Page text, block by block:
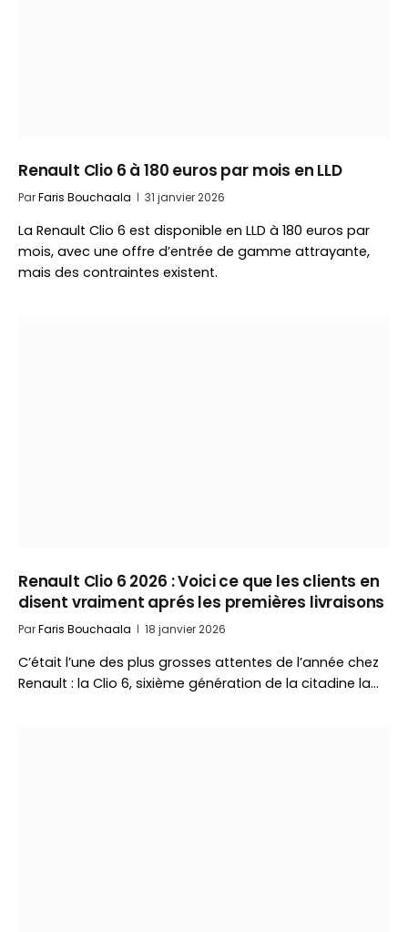
Renault Clio 6 à 180 euros par mois en LLD
ParFaris Bouchaala 31 janvier 2026
La Renault Clio 6 est disponible en LLD à 180 euros par
mois, avec une offre d’entrée de gamme attrayante,
mais des contraintes existent.
Renault Clio 6 2026 : Voici ce que les clients en
disent vraiment aprés les premières livraisons
ParFaris Bouchaala 18 janvier 2026
C’était l’une des plus grosses attentes de l’année chez
Renault : la Clio 6, sixième génération de la citadine la…